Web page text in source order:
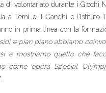
di volontariato durante i Giochi
a Terni e il Gandhi e
in prima linea con la
e pian piano abbiamo
e mostriamo quello che
come opera Special
“.